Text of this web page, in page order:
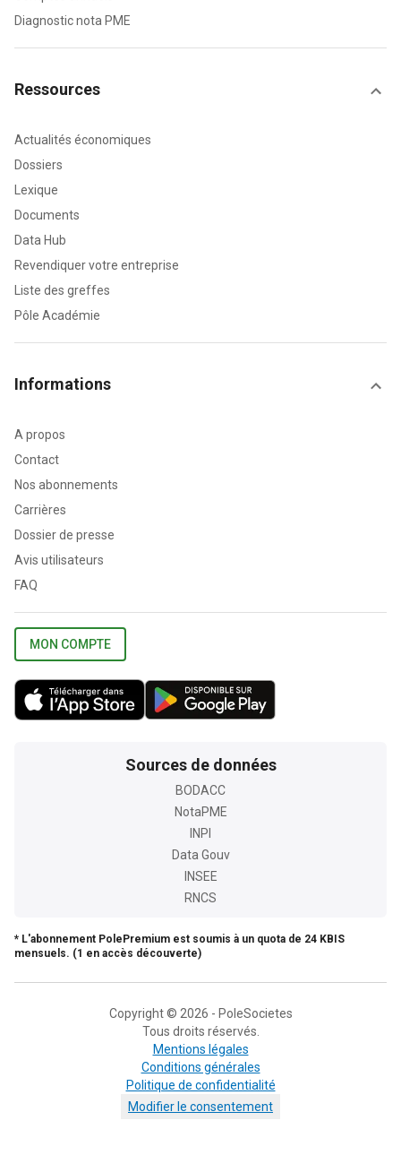
Diagnostic nota PME
Ressources
Actualités économiques
Dossiers
Lexique
Documents
Data Hub
Revendiquer votre entreprise
Liste des greffes
Pôle Académie
Informations
A propos
Contact
Nos abonnements
Carrières
Dossier de presse
Avis utilisateurs
FAQ
MON COMPTE
Sources de données
BODACC
NotaPME
INPI
Data Gouv
INSEE
RNCS
* L'abonnement PolePremium est soumis à un quota de 24 KBIS
mensuels. (1 en accès découverte)
Copyright © 2026 - PoleSocietes
Tous droits réservés.
Mentions légales
Conditions générales
Politique de confidentialité
Modifier le consentement